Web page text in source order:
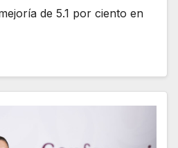
de 5.1 por ciento en